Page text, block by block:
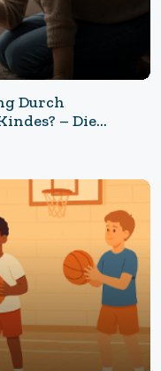
Durch
– Die
Auswirkungen